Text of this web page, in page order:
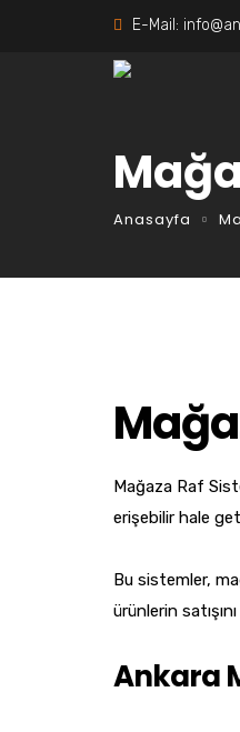
E-Mail:
Anasayfa
Mağaza Raf
erişebilir hale
Bu sistemler,
ürünlerin
Ankara